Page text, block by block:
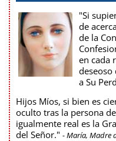
"Si
de
de la
en cada
deseoso
a Su
Hijos Míos, si bien es
oculto tras la persona
igualmente real es la
del Señor." - María, Madre